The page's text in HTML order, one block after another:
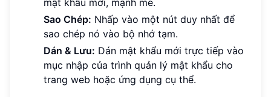
mật khẩu mới, mạnh mẽ.
Sao Chép: Nhấp vào một nút duy nhất để
sao chép nó vào bộ nhớ tạm.
Dán & Lưu: Dán mật khẩu mới trực tiếp vào
mục nhập của trình quản lý mật khẩu cho
trang web hoặc ứng dụng cụ thể.